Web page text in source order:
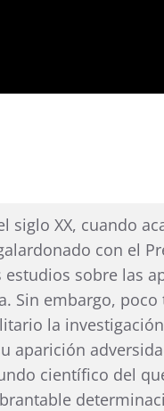
siglo XX, cuando
con el
sobre las
Sin embargo,
la
aparición
científico del